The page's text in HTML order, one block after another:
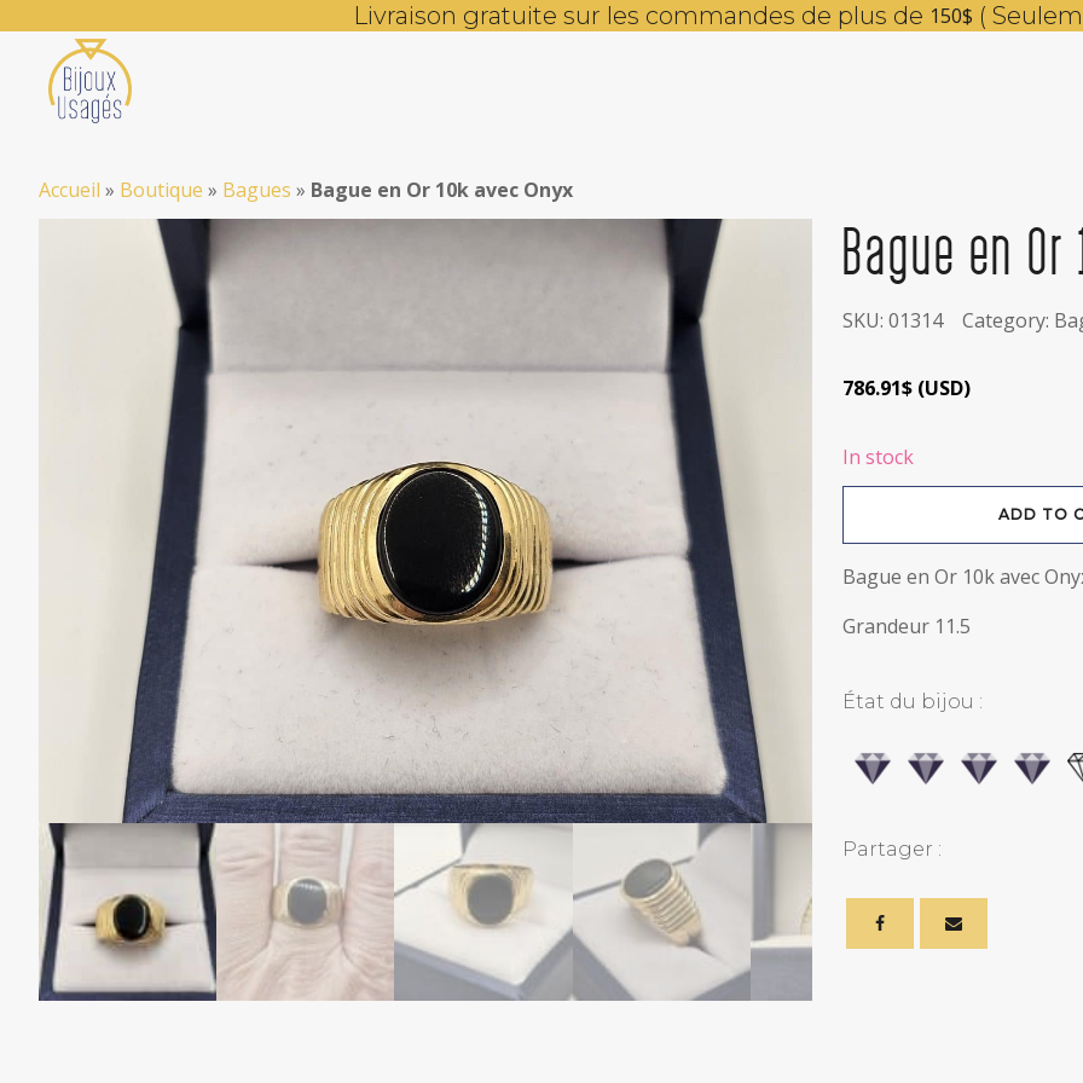
Livraison gratuite sur les commandes de plus de 150$ (
Accueil » Boutique » Bagues » Bague en Or 10k avec Onyx
Bague en
SKU: 01314 Category:
786.91$ (USD)
In stock
10k
Onyx
quantity
ADD TO
Bague en Or 10k avec
Grandeur 11.5
État du bijou :
Partager :